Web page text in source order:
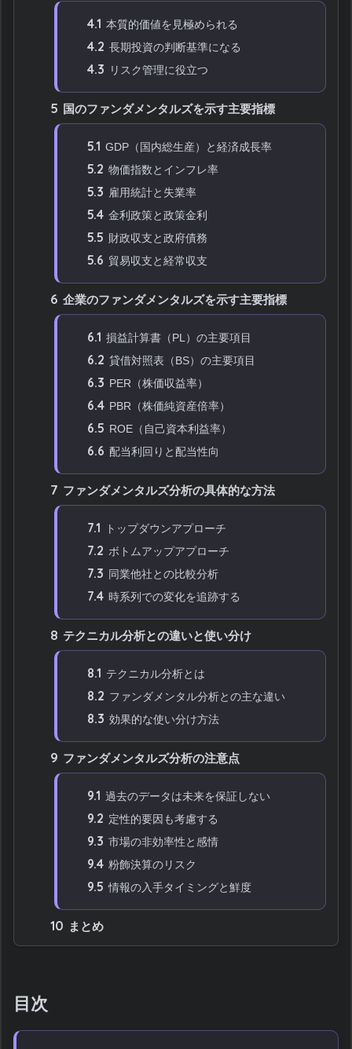
4.1 本質的価値を見極められる
4.2 長期投資の判断基準になる
4.3 リスク管理に役立つ
5 国のファンダメンタルズを示す主要指標
5.1 GDP（国内総生産）と経済成長率
5.2 物価指数とインフレ率
5.3 雇用統計と失業率
5.4 金利政策と政策金利
5.5 財政収支と政府債務
5.6 貿易収支と経常収支
6 企業のファンダメンタルズを示す主要指標
6.1 損益計算書（PL）の主要項目
6.2 貸借対照表（BS）の主要項目
6.3 PER（株価収益率）
6.4 PBR（株価純資産倍率）
6.5 ROE（自己資本利益率）
6.6 配当利回りと配当性向
7 ファンダメンタルズ分析の具体的な方法
7.1 トップダウンアプローチ
7.2 ボトムアップアプローチ
7.3 同業他社との比較分析
7.4 時系列での変化を追跡する
8 テクニカル分析との違いと使い分け
8.1 テクニカル分析とは
8.2 ファンダメンタル分析との主な違い
8.3 効果的な使い分け方法
9 ファンダメンタルズ分析の注意点
9.1 過去のデータは未来を保証しない
9.2 定性的要因も考慮する
9.3 市場の非効率性と感情
9.4 粉飾決算のリスク
9.5 情報の入手タイミングと鮮度
10 まとめ
目次